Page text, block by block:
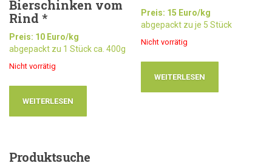
Bierschinken vom
Rind *
Preis: 10 Euro/kg
abgepackt zu 1 Stück ca. 400g
Nicht vorrätig
WEITERLESEN
Preis: 15 Euro/kg
abgepackt zu je 5 Stück
Nicht vorrätig
WEITERLESEN
Produktsuche